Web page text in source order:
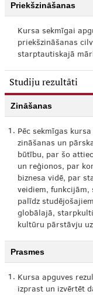
Priekšzināšanas
Kursa sekmīgai
priekšzināšanas
starptautiskajā
Studiju rezultāti
Zināšanas
1. Pēc sekmīgas
zināšanas un
būtību, par šo
un reģionos, par
biznesa vidē, par
veidiem, funkcijām,
palīdz
globālajā,
kultūru pārstāvju
Prasmes
1. Kursa apguves
izprast un izvērtēt